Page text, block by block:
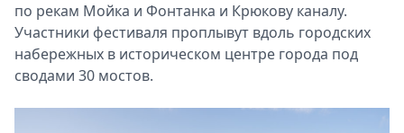
по рекам Мойка и Фонтанка и Крюкову каналу.
Участники фестиваля проплывут вдоль городских
набережных в историческом центре города под
сводами 30 мостов.